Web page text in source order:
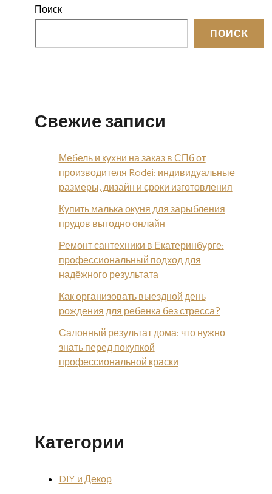
Поиск
ПОИСК
Свежие записи
Мебель и кухни на заказ в СПб от
производителя Rodei: индивидуальные
размеры, дизайн и сроки изготовления
Купить малька окуня для зарыбления
прудов выгодно онлайн
Ремонт сантехники в Екатеринбурге:
профессиональный подход для
надёжного результата
Как организовать выездной день
рождения для ребенка без стресса?
Салонный результат дома: что нужно
знать перед покупкой
профессиональной краски
Категории
DIY и Декор